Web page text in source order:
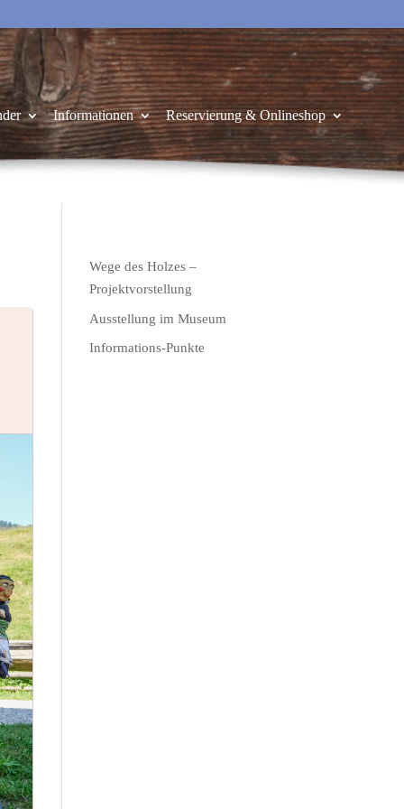
Informationen Reservierung & Onlineshop
Wege des Holzes –
Projektvorstellung
Ausstellung im Museum
Informations-Punkte